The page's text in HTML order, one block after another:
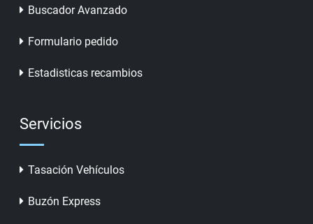
Buscador Avanzado
Formulario pedido
Estadisticas recambios
Servicios
Tasación Vehículos
Buzón Express